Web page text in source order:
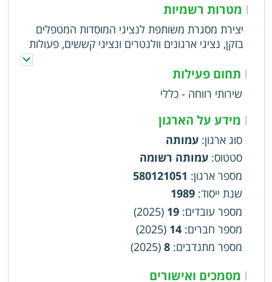
| מטרות רשמיות
יצירת מסגרת משותפת לנציגי המוסדות המטפלים
בזקן, נציגי ארגונים וולנטרים ונציגי קששים, פעולות
משעבים לפיתוח שירותים נוספים הנחוצים לקשישים
ובני משפחותיהם ולבעלי מוגבלויות שונות בתחומים
שונים, שיסייעו להמשך התפקוד בחיהם, שילוב
הקשישים בחיי הקהילה והחברה, העצמת רווחת
הקשיש ושילובו בקהילה מכל שכבות הגילאים השונים
על מנת להעניק לו שירותים מגוונים בן- דוריים,
להקים ולנהל כל מסגרת שמטרתה ותכליתה סיוע
לאוכלוסייה הבוגרת, להקים ולנהל פרוייקטים ייחודיים,
שייעודם תרומה לאוכלוסייה הבוגרת
| תחום פעילות
שירותי רווחה - כללי
| מידע על הארגון
סוג ארגון: עמותה
סטטוס: עמותה רשומה
מספר ארגון:
580121051
שנת ייסוד:
1989
מספר עובדים:
19
(2025)
מספר חברים:
14
(2025)
מספר מתנדבים:
8
(2025)
| מסמכים ואישורים